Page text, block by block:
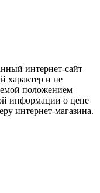
интернет-сайт
характер и не
положением
информации о цене
интернет-магазина.